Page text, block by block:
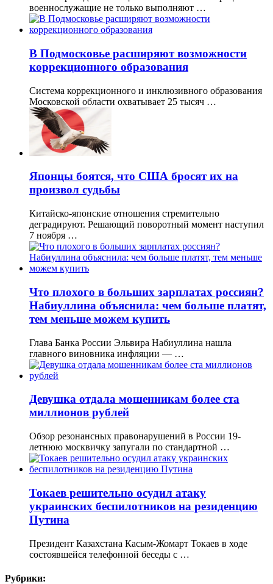
военнослужащие не только выполняют …
В Подмосковье расширяют возможности
коррекционного образования
Система коррекционного и инклюзивного образования
Московской области охватывает 25 тысяч …
Японцы боятся, что США бросят их на
произвол судьбы
Китайско-японские отношения стремительно
деградируют. Решающий поворотный момент наступил
7 ноября …
Что плохого в больших зарплатах россиян?
Набиуллина объяснила: чем больше платят,
тем меньше можем купить
Глава Банка России Эльвира Набиуллина нашла
главного виновника инфляции — …
Девушка отдала мошенникам более ста
миллионов рублей
Обзор резонансных правонарушений в России 19-
летнюю москвичку запугали по стандартной …
Токаев решительно осудил атаку
украинских беспилотников на резиденцию
Путина
Президент Казахстана Касым-Жомарт Токаев в ходе
состоявшейся телефонной беседы с …
Рубрики: